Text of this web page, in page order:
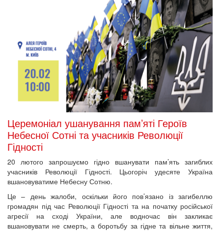
Церемоніал ушанування пам’яті Героїв
Небесної Сотні та учасників Революції
Гідності
20 лютого запрошуємо гідно вшанувати пам’ять загиблих
учасників Революції Гідності. Цьогоріч удесяте Україна
вшановуватиме Небесну Сотню.
Це – день жалоби, оскільки його пов’язано із загибеллю
громадян під час Революції Гідності та на початку російської
агресії на сході України, але водночас він закликає
вшановувати не смерть, а боротьбу за гідне та вільне життя,